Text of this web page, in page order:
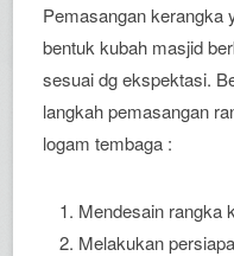
Pemasangan kerangka
bentuk kubah masjid
sesuai dg ekspektasi.
langkah pemasangan
logam tembaga :
Mendesain rangka
Melakukan